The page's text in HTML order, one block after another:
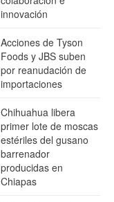
innovación
Acciones de Tyson
Foods y JBS suben
por reanudación de
importaciones
Chihuahua libera
primer lote de moscas
estériles del gusano
barrenador
producidas en
Chiapas